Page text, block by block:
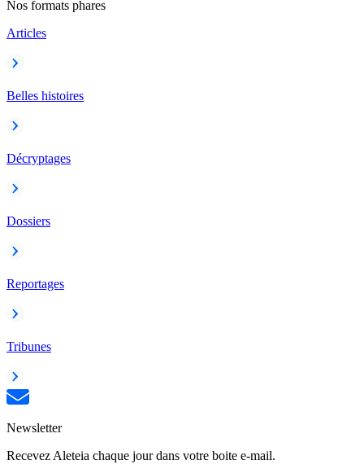
Nos formats phares
Articles
Belles histoires
Décryptages
Dossiers
Reportages
Tribunes
Newsletter
Recevez Aleteia chaque jour dans votre boite e-mail.